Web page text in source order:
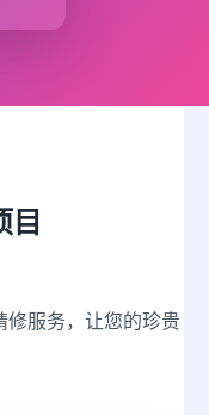
目
修服务，让您的珍贵